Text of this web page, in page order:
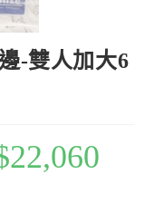
-雙人加大6
22,060